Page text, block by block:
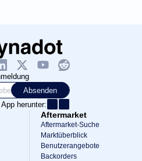
Absenden
App herunter:
Aftermarket
Aftermarket-Suche
Marktüberblick
Benutzerangebote
Backorders